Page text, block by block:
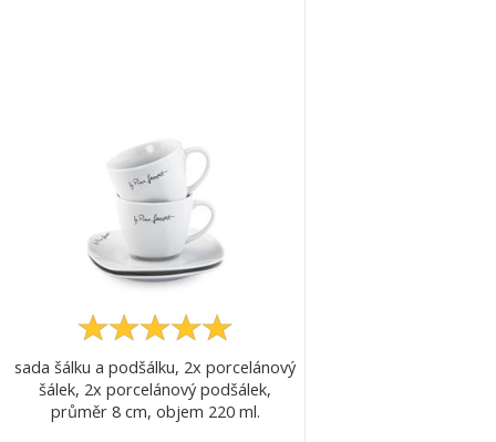
sada šálku a podšálku, 2x porcelánový
šálek, 2x porcelánový podšálek,
průměr 8 cm, objem 220 ml.